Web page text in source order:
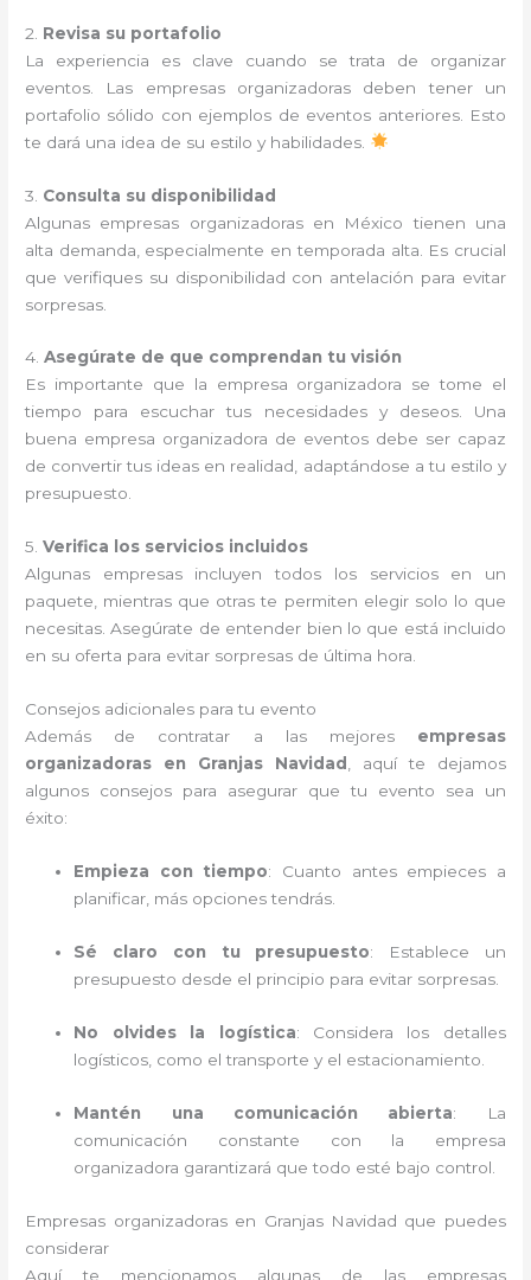
2. Revisa su portafolio
La experiencia es clave cuando se trata de organizar
eventos. Las empresas organizadoras deben tener un
portafolio sólido con ejemplos de eventos anteriores. Esto
te dará una idea de su estilo y habilidades.
3. Consulta su disponibilidad
Algunas empresas organizadoras en México tienen una
alta demanda, especialmente en temporada alta. Es crucial
que verifiques su disponibilidad con antelación para evitar
sorpresas.
4.Asegúrate de que comprendan tu visión
Es importante que la empresa organizadora se tome el
tiempo para escuchar tus necesidades y deseos. Una
buena empresa organizadora de eventos debe ser capaz
de convertir tus ideas en realidad, adaptándose a tu estilo y
presupuesto.
5.Verifica los servicios incluidos
Algunas empresas incluyen todos los servicios en un
paquete, mientras que otras te permiten elegir solo lo que
necesitas. Asegúrate de entender bien lo que está incluido
en su oferta para evitar sorpresas de última hora.
Consejos adicionales para tu evento
Además de contratar a las mejores empresas
organizadoras en Granjas Navidad
, aquí te dejamos
algunos consejos para asegurar que tu evento sea un
éxito:
Empieza con tiempo: Cuanto antes empieces a
planificar, más opciones tendrás.
Sé claro con tu presupuesto: Establece un
presupuesto desde el principio para evitar sorpresas.
No olvides la logística: Considera los detalles
logísticos, como el transporte y el estacionamiento.
Mantén una comunicación abierta: La
comunicación constante con la empresa
organizadora garantizará que todo esté bajo control.
Empresas organizadoras en Granjas Navidad que puedes
considerar
Aquí te mencionamos algunas de las empresas